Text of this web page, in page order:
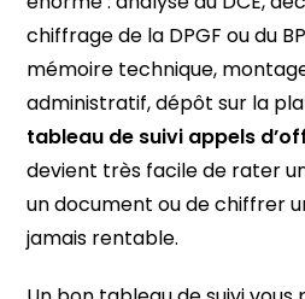
chiffrage de la DPGF ou du
mémoire technique,
administratif, dépôt sur la
tableau de suivi appels
devient très facile de rater
un document ou de chiffrer
jamais rentable.